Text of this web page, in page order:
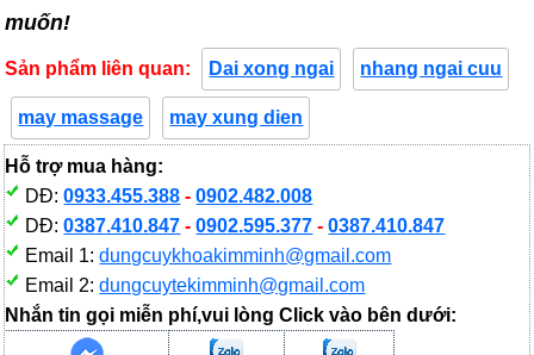
muốn!
Sản phẩm liên quan: Dai xong ngai nhang ngai cuu
may massage may xung dien
Hỗ trợ mua hàng:
DĐ:0933.455.388 -0902.482.008
DĐ:0387.410.847 -0902.595.377 -0387.410.847
Email 1:dungcuykhoakimminh@gmail.com
Email 2:dungcuytekimminh@gmail.com
Nhắn tin gọi miễn phí,vui lòng Click vào bên dưới: